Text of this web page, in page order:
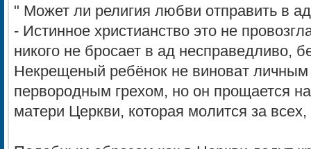
" Может ли религия любви отправить в
- Истинное христианство это не
никого не бросает в ад несправедливо,
Некрещеный ребёнок не виноват
первородным грехом, но он прощается
матери Церкви, которая молится за